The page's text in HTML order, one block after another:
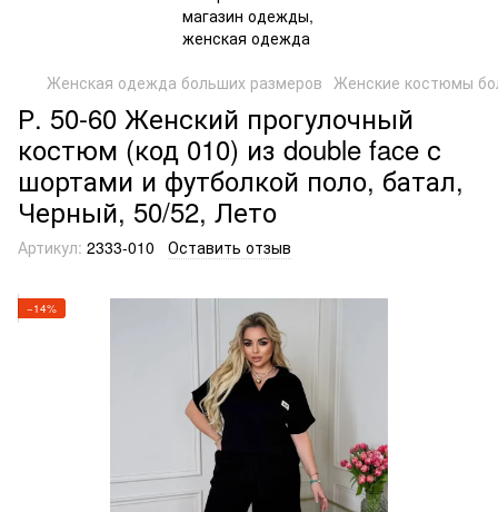
Женская одежда больших размеров Женские костюмы
Р. 50-60 Женский прогулочный
костюм (код 010) из double face с
шортами и футболкой поло, батал,
Черный, 50/52, Лето
Артикул: 2333-010 Оставить отзыв
−14%